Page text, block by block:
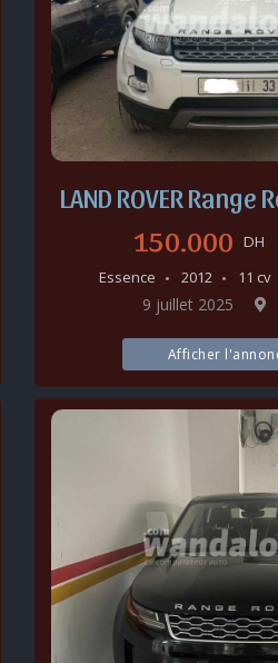
LAND ROVER Range
150.000 DH
Essence 2012 11 cv
9 juillet 2025
Afficher